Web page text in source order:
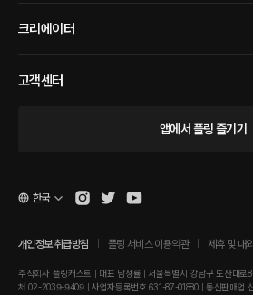
크리에이터
고객센터
앱에서 플링 즐기기
개인정보 취급방침 플링 서비스 이용약관 제휴 및 대
주식회사 플링캐스트 | 대표 남성률 | 서울특별시 강남구 도산대
처 02-2039-9409 | 사업자등록번호 631-87-01880 | 통신판매업
한국